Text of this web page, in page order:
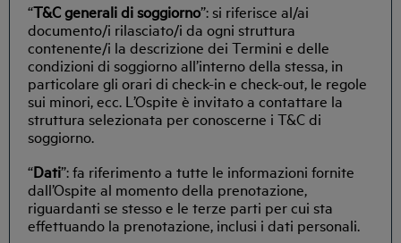
“T&C generali di soggiorno”: si riferisce al/ai
documento/i rilasciato/i da ogni struttura
contenente/i la descrizione dei Termini e delle
condizioni di soggiorno all’interno della stessa, in
particolare gli orari di check-in e check-out, le regole
sui minori, ecc. L’Ospite è invitato a contattare la
struttura selezionata per conoscerne i T&C di
soggiorno.
“Dati”: fa riferimento a tutte le informazioni fornite
dall’Ospite al momento della prenotazione,
riguardanti se stesso e le terze parti per cui sta
effettuando la prenotazione, inclusi i dati personali.